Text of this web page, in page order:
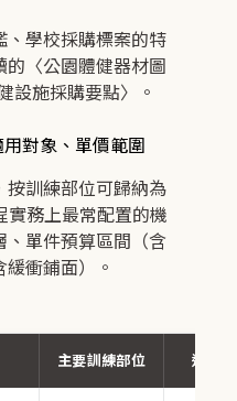
、學校採購標案的特
〈公園體健器材圖
設施採購要點〉。
對象、單價範圍
按訓練部位可歸納為
務上最常配置的機
單件預算區間（含
衝鋪面）。
主要訓練部位 適用